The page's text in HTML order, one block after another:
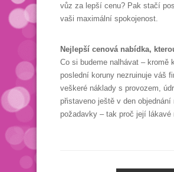
vůz za lepší cenu? Pak stačí
vaši maximální spokojenost.
Nejlepší cenová nabídka,
Co si budeme nalhávat –
poslední koruny nezruinuje váš
veškeré náklady s provozem,
přistaveno ještě v den
požadavky – tak proč její